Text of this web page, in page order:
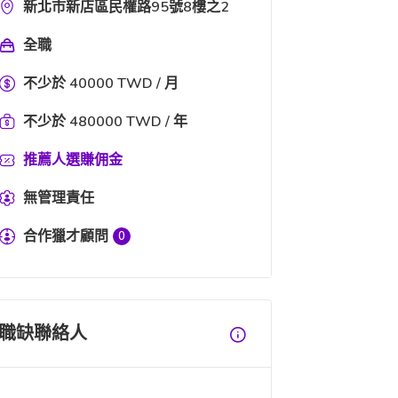
新北市新店區民權路95號8樓之2
全職
不少於 40000 TWD / 月
不少於 480000 TWD / 年
推薦人選賺佣金
無管理責任
合作獵才顧問
0
缺聯絡人